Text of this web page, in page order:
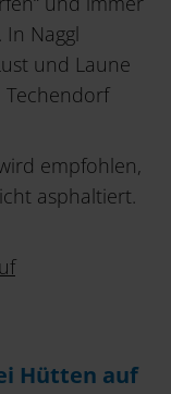
Naggl
und Laune
empfohlen,
asphaltiert.
Hütten auf